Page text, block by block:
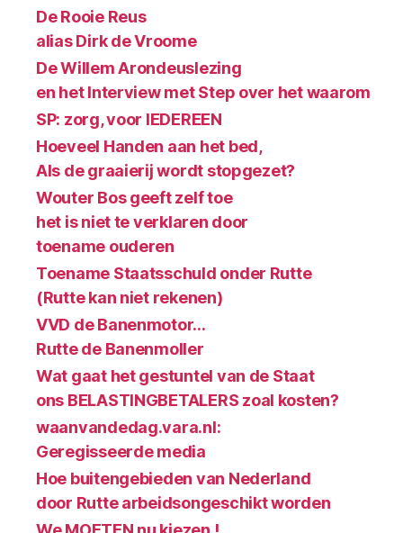
De Rooie Reus
alias Dirk de Vroome
De Willem Arondeuslezing
en het Interview met Step over het waarom
SP: zorg, voor IEDEREEN
Hoeveel Handen aan het bed,
Als de graaierij wordt stopgezet?
Wouter Bos geeft zelf toe
het is niet te verklaren door
toename ouderen
Toename Staatsschuld onder Rutte
(Rutte kan niet rekenen)
VVD de Banenmotor…
Rutte de Banenmoller
Wat gaat het gestuntel van de Staat
ons BELASTINGBETALERS zoal kosten?
waanvandedag.vara.nl:
Geregisseerde media
Hoe buitengebieden van Nederland
door Rutte arbeidsongeschikt worden